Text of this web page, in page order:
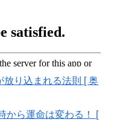
り込まれる法則 [ 奥
から運命は変わる！ [